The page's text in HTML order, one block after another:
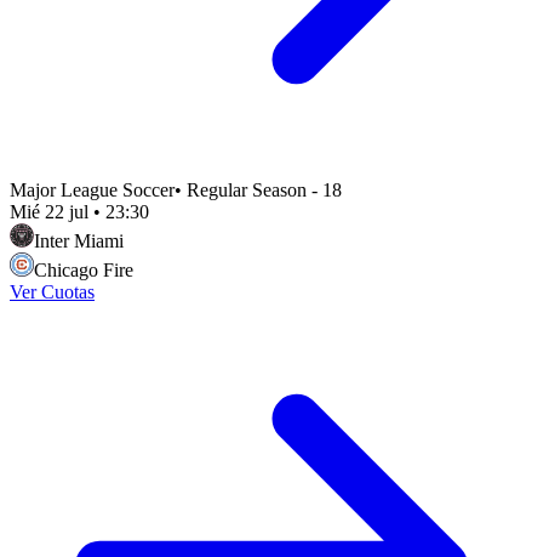
Major League Soccer• Regular Season - 18
Mié 22 jul • 23:30
Inter Miami
Chicago Fire
Ver Cuotas